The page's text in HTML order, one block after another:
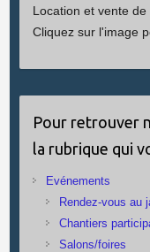
Location et vente de
Cliquez sur l'image
Pour retrouver
la rubrique qui
Evénements
Rendez-vous au
Chantiers
Salons/foires